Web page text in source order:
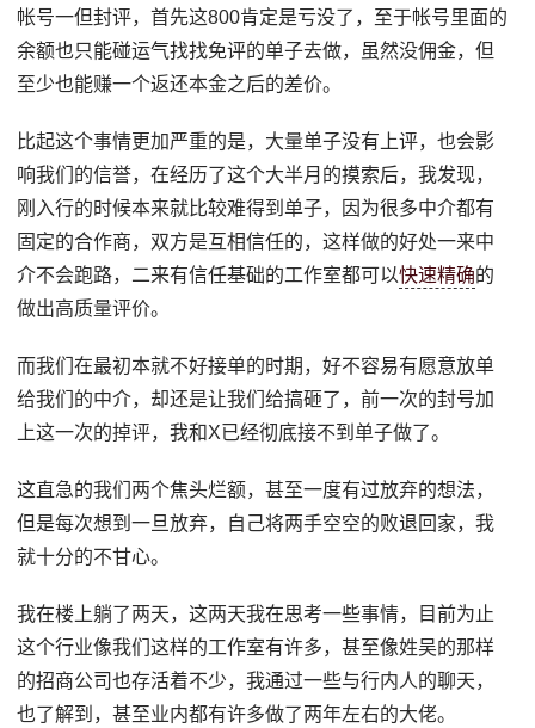
帐号一但封评，首先这800肯定是亏没了，至于帐号里面的
余额也只能碰运气找找免评的单子去做，虽然没佣金，但
至少也能赚一个返还本金之后的差价。
比起这个事情更加严重的是，大量单子没有上评，也会影
响我们的信誉，在经历了这个大半月的摸索后，我发现，
刚入行的时候本来就比较难得到单子，因为很多中介都有
固定的合作商，双方是互相信任的，这样做的好处一来中
介不会跑路，二来有信任基础的工作室都可以快速精确的
做出高质量评价。
而我们在最初本就不好接单的时期，好不容易有愿意放单
给我们的中介，却还是让我们给搞砸了，前一次的封号加
上这一次的掉评，我和X已经彻底接不到单子做了。
这直急的我们两个焦头烂额，甚至一度有过放弃的想法，
但是每次想到一旦放弃，自己将两手空空的败退回家，我
就十分的不甘心。
我在楼上躺了两天，这两天我在思考一些事情，目前为止
这个行业像我们这样的工作室有许多，甚至像姓吴的那样
的招商公司也存活着不少，我通过一些与行内人的聊天，
也了解到，甚至业内都有许多做了两年左右的大佬。